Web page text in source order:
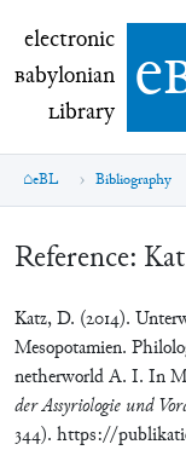
electronic
electronic
Babylonian
Library e
eBL Bibliography
Reference:
Katz, D. (2014).
Mesopotamien.
netherworld A. I. In
der Assyriologie und
344). https://